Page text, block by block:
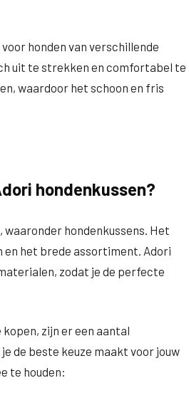
honden van verschillende
uit te strekken en comfortabel te
waardoor het schoon en fris
hondenkussen?
hondenkussens. Het
en het brede assortiment. Adori
zodat je de perfecte
zijn er een aantal
de beste keuze maakt voor jouw
te houden: